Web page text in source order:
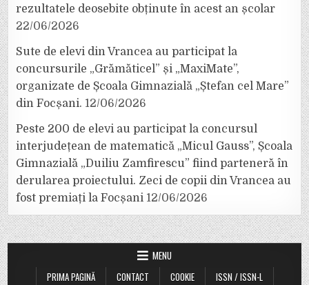
rezultatele deosebite obținute în acest an școlar
22/06/2026
Sute de elevi din Vrancea au participat la
concursurile „Grămăticel” și „MaxiMate”,
organizate de Școala Gimnazială „Ștefan cel Mare”
din Focșani. 12/06/2026
Peste 200 de elevi au participat la concursul
interjudețean de matematică „Micul Gauss”, Școala
Gimnazială „Duiliu Zamfirescu” fiind parteneră în
derularea proiectului. Zeci de copii din Vrancea au
fost premiați la Focșani 12/06/2026
MENU
PRIMA PAGINĂ
CONTACT COOKIE
ISSN / ISSN-L